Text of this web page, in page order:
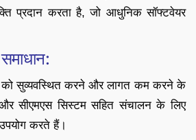
प्रदान करता है, जो आधुनिक सॉफ्टवेयर
को सुव्यवस्थित करने और लागत कम करने के
सीएमएस सिस्टम सहित संचालन के लिए
करते हैं।